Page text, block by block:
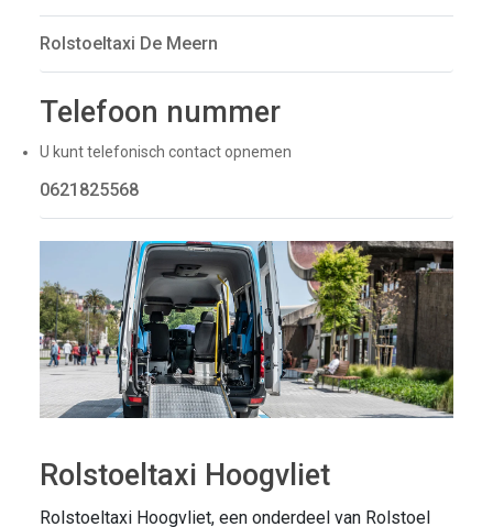
Rolstoeltaxi De Meern
Telefoon nummer
U kunt telefonisch contact opnemen
0621825568
Rolstoeltaxi Hoogvliet
Rolstoeltaxi Hoogvliet, een onderdeel van Rolstoel